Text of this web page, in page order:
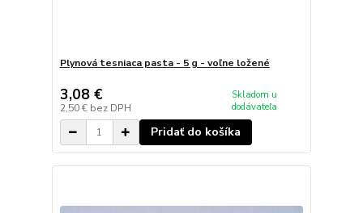
Plynová tesniaca pasta - 5 g - voľne ložené
3,08 €
2,50 € bez DPH
Skladom u
dodávateľa
Pridať do košíka